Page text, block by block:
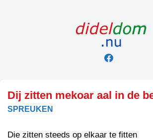
Dij zitten mekoar aal in de
SPREUKEN
Die zitten steeds op elkaar te fitten